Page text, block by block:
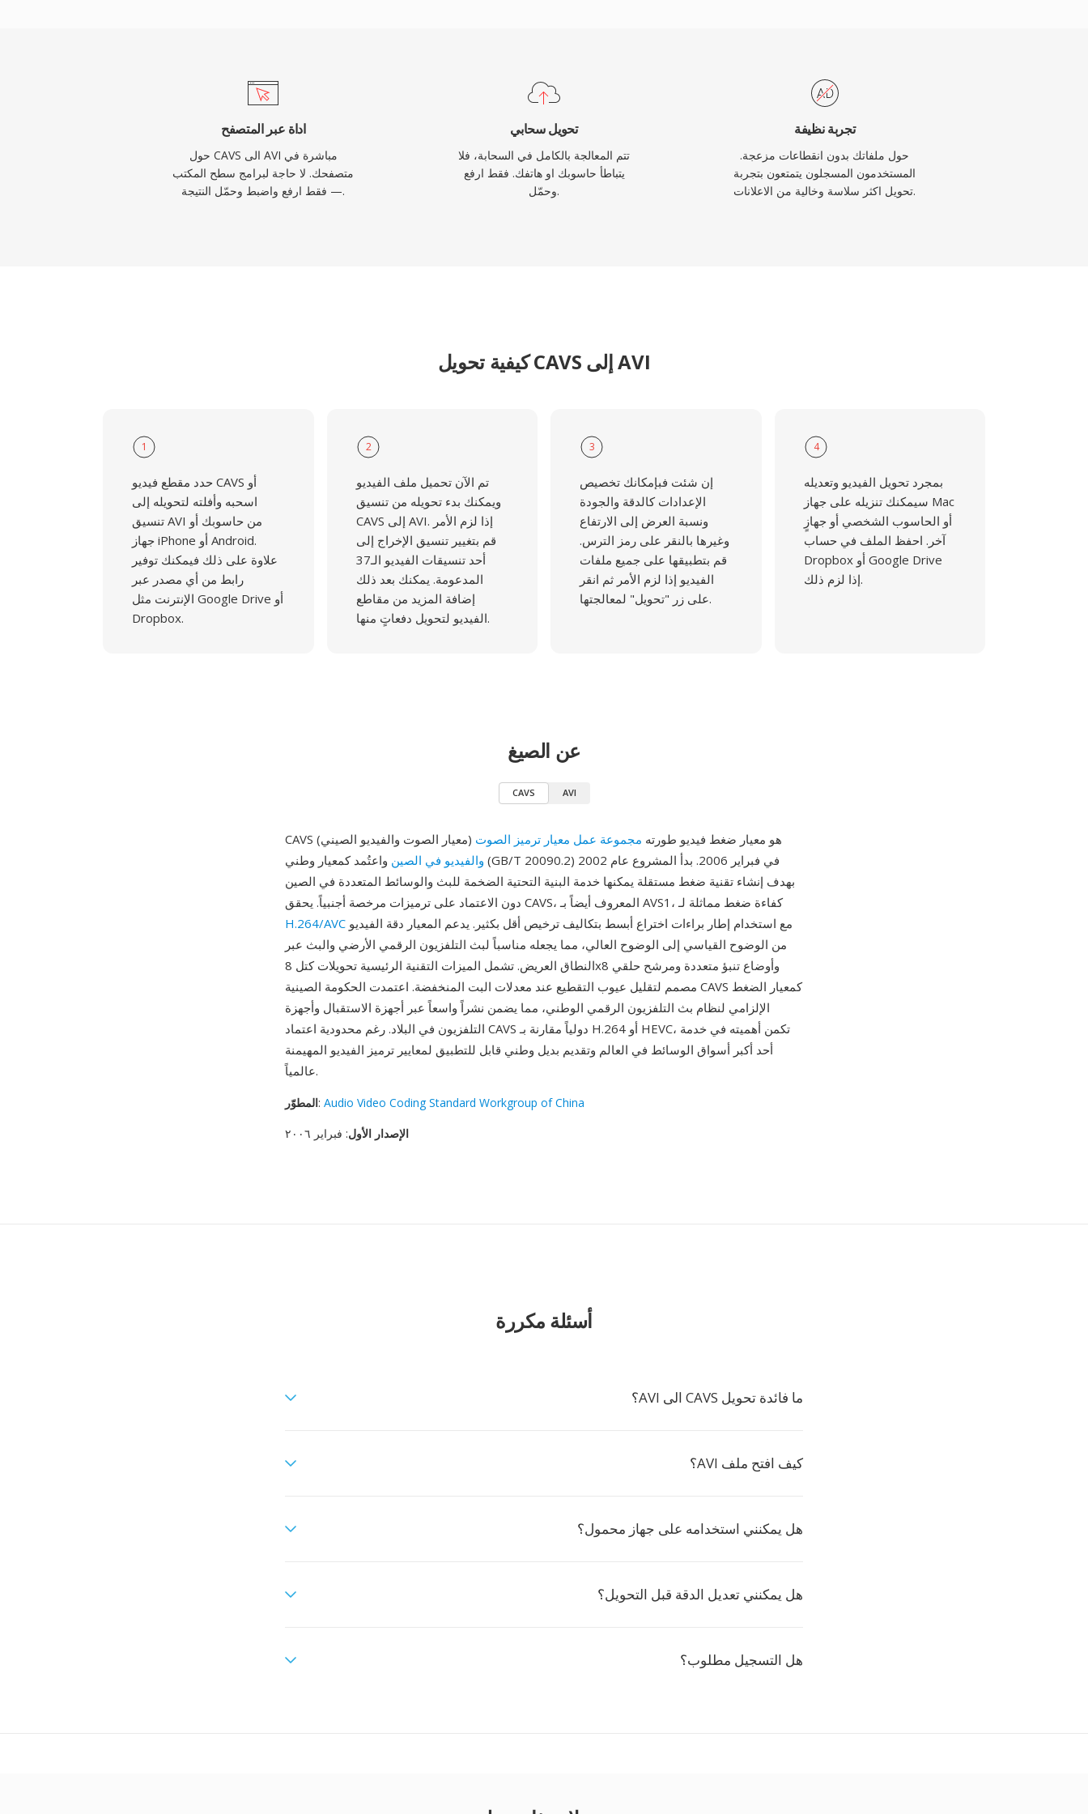
مرور عقود على إنشائها، تظل AVI واحدة من أكثر صيغ الوسائط المتعددة
المعترف بها عالمياً ولا تزال مدعومة على نطاق واسع من قبل مشغلات
اداة عبر المتصفح
حول CAVS الى AVI مباشرة في
متصفحك. لا حاجة لبرامج سطح المكتب
— فقط ارفع واضبط وحمّل النتيجة.
تحويل سحابي
تتم المعالجة بالكامل في السحابة، فلا
يتباطأ حاسوبك او هاتفك. فقط ارفع
وحمّل.
تجربة نظيفة
حول ملفاتك بدون انقطاعات مزعجة.
المستخدمون المسجلون يتمتعون بتجربة
تحويل اكثر سلاسة وخالية من الاعلانات.
كيفية تحويل CAVS إلى AVI
1
حدد مقطع فيديو CAVS أو
اسحبه وأفلته لتحويله إلى
تنسيق AVI من حاسوبك أو
جهاز iPhone أو Android.
علاوة على ذلك فيمكنك توفير
رابط من أي مصدر عبر
الإنترنت مثل Google Drive أو
Dropbox.
2
تم الآن تحميل ملف الفيديو
ويمكنك بدء تحويله من تنسيق
CAVS إلى AVI. إذا لزم الأمر
قم بتغيير تنسيق الإخراج إلى
أحد تنسيقات الفيديو الـ37
المدعومة. يمكنك بعد ذلك
إضافة المزيد من مقاطع
الفيديو لتحويل دفعاتٍ منها.
3
إن شئت فبإمكانك تخصيص
الإعدادات كالدقة والجودة
ونسبة العرض إلى الارتفاع
وغيرها بالنقر على رمز الترس.
قم بتطبيقها على جميع ملفات
الفيديو إذا لزم الأمر ثم انقر
على زر "تحويل" لمعالجتها.
4
بمجرد تحويل الفيديو وتعديله
سيمكنك تنزيله على جهاز Mac
أو الحاسوب الشخصي أو جهازٍ
آخر. احفظ الملف في حساب
Dropbox أو Google Drive
إذا لزم ذلك.
عن الصيغ
CAVS AVI
CAVS (معيار الصوت والفيديو الصيني) هو معيار ضغط فيديو طورته مجموعة عمل معيار ترميز الصوت
والفيديو في الصين واعتُمد كمعيار وطني (GB/T 20090.2) في فبراير 2006. بدأ المشروع عام 2002
بهدف إنشاء تقنية ضغط مستقلة يمكنها خدمة البنية التحتية الضخمة للبث والوسائط المتعددة في الصين
دون الاعتماد على ترميزات مرخصة أجنبياً. يحقق CAVS، المعروف أيضاً بـ AVS1، كفاءة ضغط مماثلة لـ
H.264/AVC
من الوضوح القياسي إلى الوضوح العالي، مما يجعله مناسباً لبث التلفزيون الرقمي الأرضي والبث عبر
النطاق العريض. تشمل الميزات التقنية الرئيسية تحويلات كتل 8x8 وأوضاع تنبؤ متعددة ومرشح حلقي
مصمم لتقليل عيوب التقطيع عند معدلات البت المنخفضة. اعتمدت الحكومة الصينية CAVS كمعيار الضغط
الإلزامي لنظام بث التلفزيون الرقمي الوطني، مما يضمن نشراً واسعاً عبر أجهزة الاستقبال وأجهزة
التلفزيون في البلاد. رغم محدودية اعتماد CAVS دولياً مقارنة بـ H.264 أو HEVC، تكمن أهميته في خدمة
أحد أكبر أسواق الوسائط في العالم وتقديم بديل وطني قابل للتطبيق لمعايير ترميز الفيديو المهيمنة
عالمياً.
المطوّر: Audio Video Coding Standard Workgroup of China
الإصدار الأول: فبراير ٢٠٠٦
أسئلة مكررة
ما فائدة تحويل CAVS الى AVI؟
كيف افتح ملف AVI؟
هل يمكنني استخدامه على جهاز محمول؟
هل يمكنني تعديل الدقة قبل التحويل؟
هل التسجيل مطلوب؟